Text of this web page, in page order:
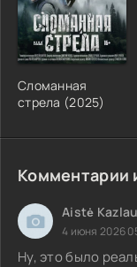
Сломанная
стрела (2025)
Комментарии
Aistė
4 июня 2026
Ну, это было